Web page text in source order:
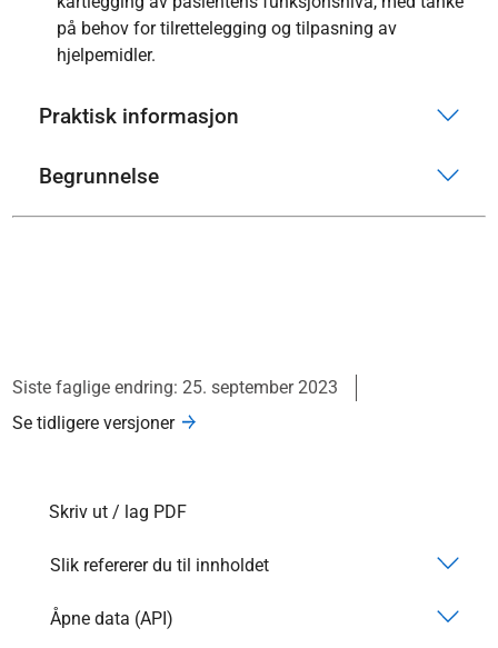
på behov for tilrettelegging og tilpasning av
hjelpemidler.
Praktisk informasjon
Begrunnelse
Siste faglige endring: 25. september 2023
Se tidligere versjoner
Skriv ut / lag PDF
Slik refererer du til innholdet
Åpne data (API)